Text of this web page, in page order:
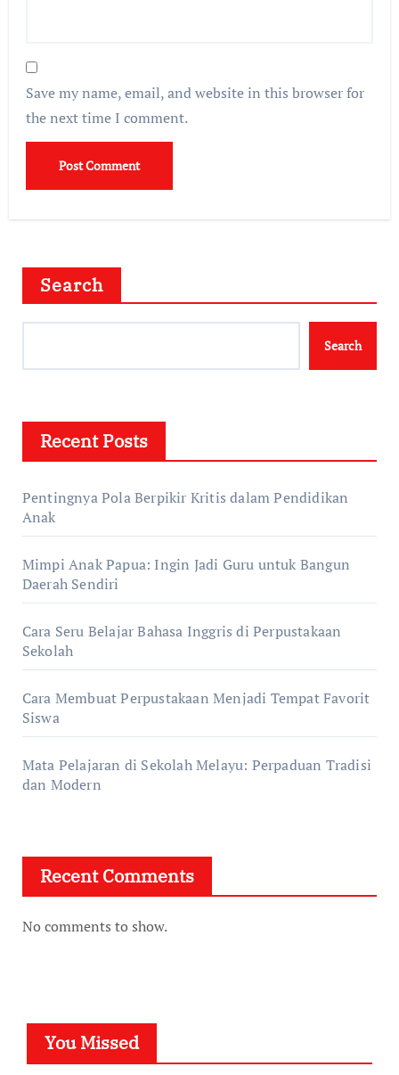
Save my name, email, and website in this browser for
the next time I comment.
Search
Search
Recent Posts
Pentingnya Pola Berpikir Kritis dalam Pendidikan
Anak
Mimpi Anak Papua: Ingin Jadi Guru untuk Bangun
Daerah Sendiri
Cara Seru Belajar Bahasa Inggris di Perpustakaan
Sekolah
Cara Membuat Perpustakaan Menjadi Tempat Favorit
Siswa
Mata Pelajaran di Sekolah Melayu: Perpaduan Tradisi
dan Modern
Recent Comments
No comments to show.
You Missed